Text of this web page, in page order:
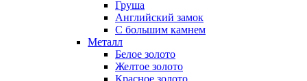
Груша
Английский замок
С большим камнем
Металл
Белое золото
Желтое золото
Красное золото